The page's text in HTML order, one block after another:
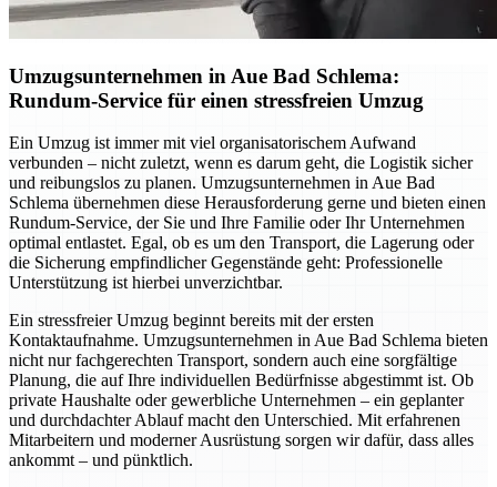
Umzugsunternehmen in Aue Bad Schlema:
Rundum-Service für einen stressfreien Umzug
Ein Umzug ist immer mit viel organisatorischem Aufwand
verbunden – nicht zuletzt, wenn es darum geht, die Logistik sicher
und reibungslos zu planen. Umzugsunternehmen in Aue Bad
Schlema übernehmen diese Herausforderung gerne und bieten einen
Rundum-Service, der Sie und Ihre Familie oder Ihr Unternehmen
optimal entlastet. Egal, ob es um den Transport, die Lagerung oder
die Sicherung empfindlicher Gegenstände geht: Professionelle
Unterstützung ist hierbei unverzichtbar.
Ein stressfreier Umzug beginnt bereits mit der ersten
Kontaktaufnahme. Umzugsunternehmen in Aue Bad Schlema bieten
nicht nur fachgerechten Transport, sondern auch eine sorgfältige
Planung, die auf Ihre individuellen Bedürfnisse abgestimmt ist. Ob
private Haushalte oder gewerbliche Unternehmen – ein geplanter
und durchdachter Ablauf macht den Unterschied. Mit erfahrenen
Mitarbeitern und moderner Ausrüstung sorgen wir dafür, dass alles
ankommt – und pünktlich.